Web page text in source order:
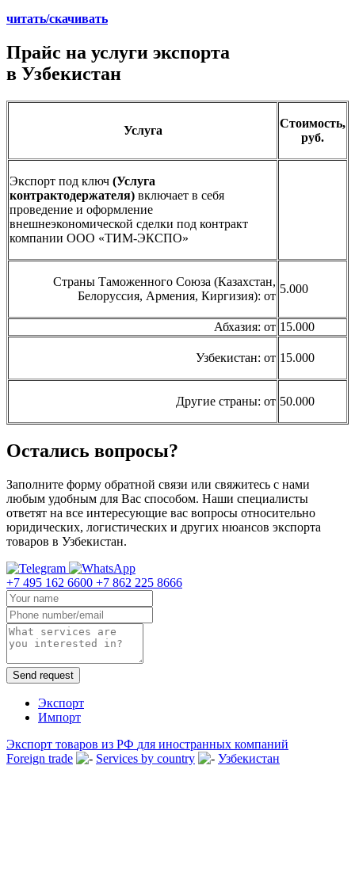
читать/скачивать
Прайс на услуги экспорта
в Узбекистан
Услуга
Стоимость,
руб.
Экспорт под ключ (Услуга
контрактодержателя) включает в себя
проведение и оформление
внешнеэкономической сделки под контракт
компании ООО «ТИМ-ЭКСПО»
Страны Таможенного Союза (Казахстан,
Белоруссия, Армения, Киргизия): от
5.000
Абхазия: от 15.000
Узбекистан: от 15.000
Другие страны: от 50.000
Остались вопросы?
Заполните форму обратной связи или свяжитесь с нами
любым удобным для Вас способом. Наши специалисты
ответят на все интересующие вас вопросы относительно
юридических, логистических и других нюансов экспорта
товаров в Узбекистан.
+7 495 162 6600 +7 862 225 8666
Send request
Экспорт
Импорт
Экспорт товаров из РФ для иностранных компаний
Foreign trade
Services by country Узбекистан